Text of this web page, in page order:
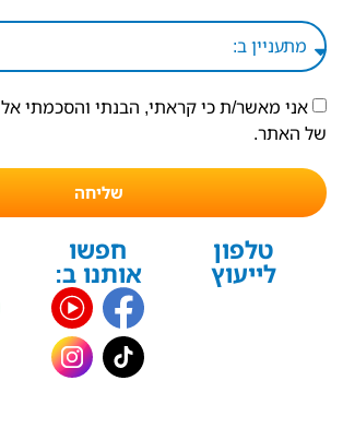
אני מאשר/ת כי קראתי, הבנתי והסכמתי אל
של האתר.
שליחה
טלפון
לייעוץ
חפשו
אותנו ב: